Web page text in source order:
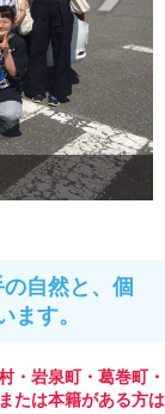
自然と、個
ます。
・岩泉町・葛巻町・
たは本籍がある方は